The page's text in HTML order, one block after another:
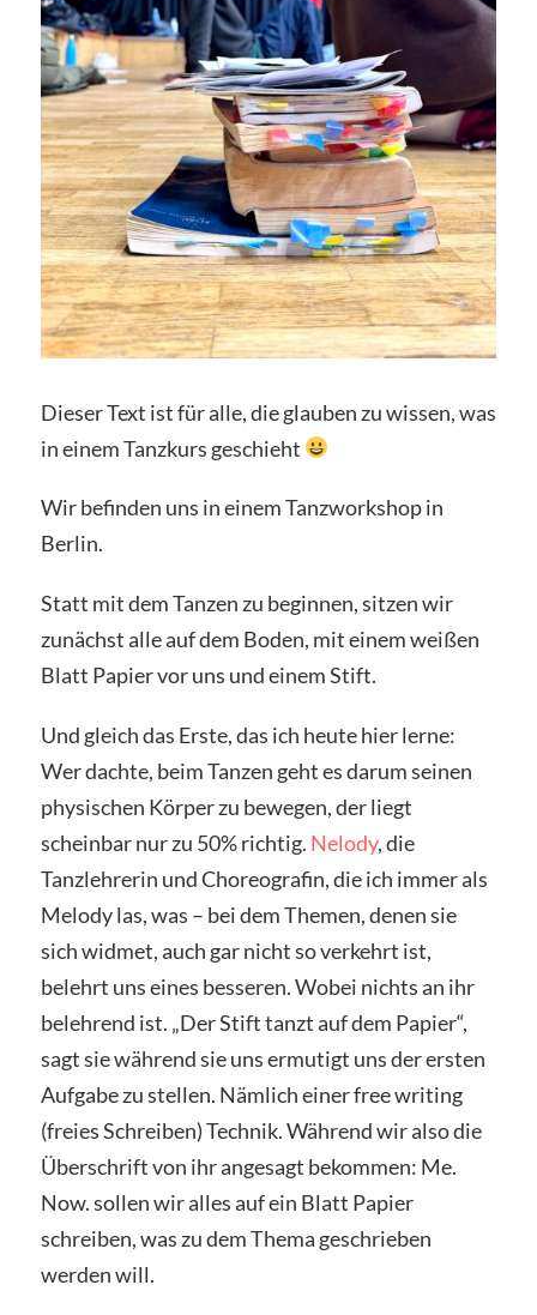
Dieser Text ist für alle, die glauben zu wissen, was
in einem Tanzkurs geschieht
Wir befinden uns in einem Tanzworkshop in
Berlin.
Statt mit dem Tanzen zu beginnen, sitzen wir
zunächst alle auf dem Boden, mit einem weißen
Blatt Papier vor uns und einem Stift.
Und gleich das Erste, das ich heute hier lerne:
Wer dachte, beim Tanzen geht es darum seinen
physischen Körper zu bewegen, der liegt
scheinbar nur zu 50% richtig. Nelody, die
Tanzlehrerin und Choreografin, die ich immer als
Melody las, was – bei dem Themen, denen sie
sich widmet, auch gar nicht so verkehrt ist,
belehrt uns eines besseren. Wobei nichts an ihr
belehrend ist. „Der Stift tanzt auf dem Papier“,
sagt sie während sie uns ermutigt uns der ersten
Aufgabe zu stellen. Nämlich einer free writing
(freies Schreiben) Technik. Während wir also die
Überschrift von ihr angesagt bekommen: Me.
Now. sollen wir alles auf ein Blatt Papier
schreiben, was zu dem Thema geschrieben
werden will.